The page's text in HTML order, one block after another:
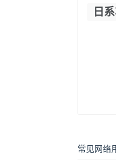
日
常见网络